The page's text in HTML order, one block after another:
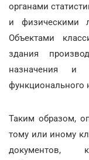
органами
и физическими
Объектами
здания
назначения и
функционального
Таким образом,
тому или иному
документов,